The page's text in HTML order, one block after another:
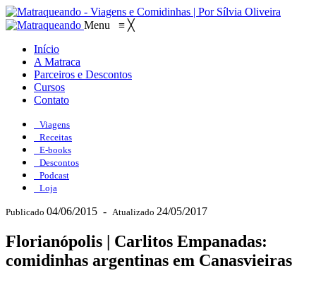
Menu ≡ ╳
Início
A Matraca
Parceiros e Descontos
Cursos
Contato
Viagens
Receitas
E-books
Descontos
Podcast
Loja
Publicado 04/06/2015 - Atualizado 24/05/2017
Florianópolis | Carlitos Empanadas:
comidinhas argentinas em Canasvieiras